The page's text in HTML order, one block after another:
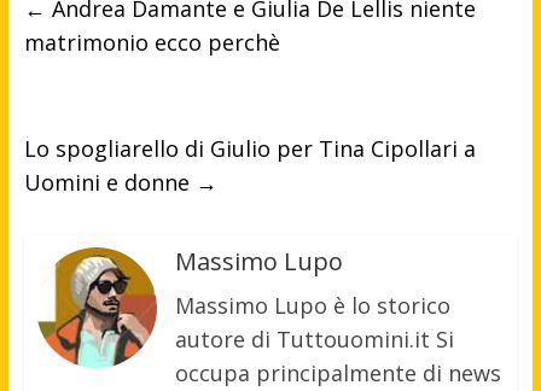
← Andrea Damante e Giulia De Lellis niente
matrimonio ecco perchè
Lo spogliarello di Giulio per Tina Cipollari a
Uomini e donne →
Massimo Lupo
Massimo Lupo è lo storico
autore di Tuttouomini.it Si
occupa principalmente di news